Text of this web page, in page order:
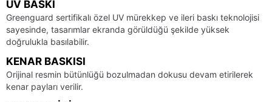
UV BASKI
Greenguard sertifikalı özel UV mürekkep ve ileri baskı teknolojisi
sayesinde, tasarımlar ekranda görüldüğü şekilde yüksek
doğrulukla basılabilir.
KENAR BASKISI
Orijinal resmin bütünlüğü bozulmadan dokusu devam etirilerek
kenar payları verilir.